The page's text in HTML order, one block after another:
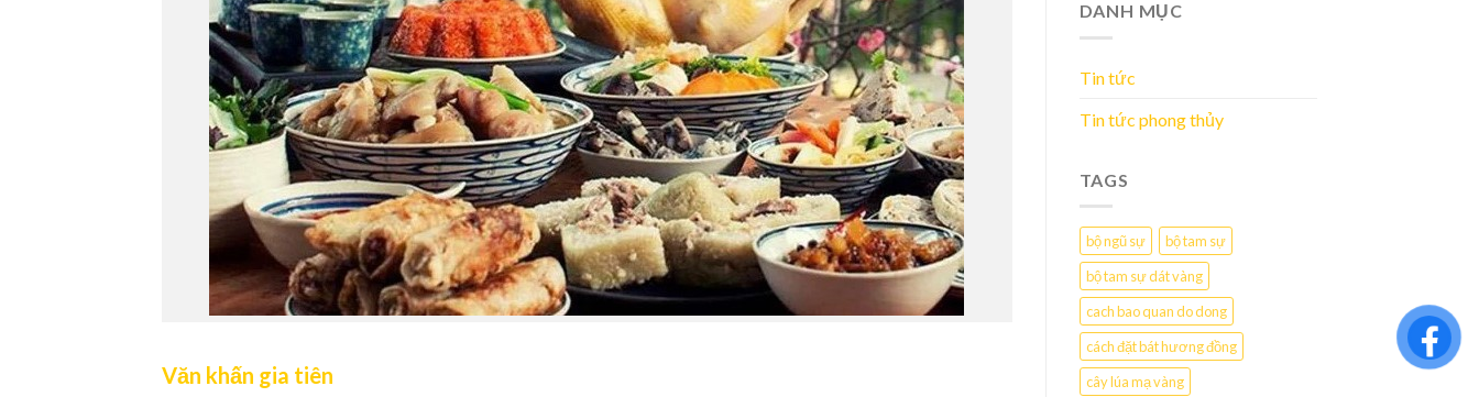
Văn khấn gia tiên
DANH MỤC
Tin tức
Tin tức phong thủy
TAGS
bộ ngũ sự
bộ tam sự
bộ tam sự dát vàng
cach bao quan do dong
cách đặt bát hương đồng
cây lúa mạ vàng